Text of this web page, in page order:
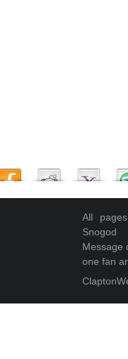
All
Snogod
Message
one fan